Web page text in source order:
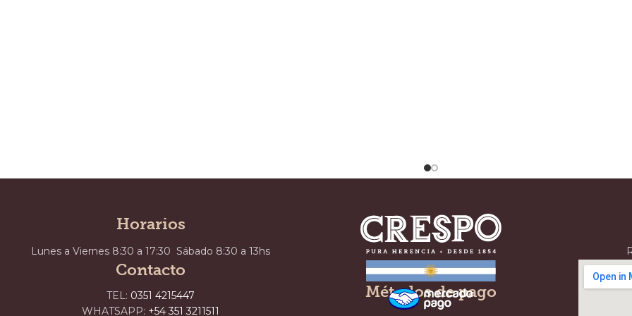
Horarios
Lunes a Viernes 8:30 a 17:30 Sábado 8:30 a 13hs
Contacto
TEL: 0351 4215447
WHATSAPP: +54 351 3211511
Métodos de pago